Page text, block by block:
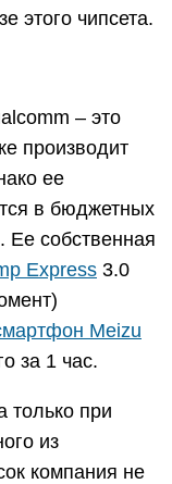
этого чипсета.
– это
производит
ее
в бюджетных
Ее собственная
Express 3.0
Meizu
за 1 час.
только при
из
компания не